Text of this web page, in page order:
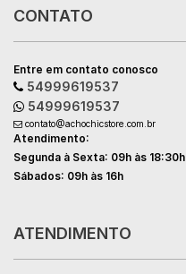
CONTATO
Entre em contato conosco
54999619537
54999619537
contato@achochicstore.com.br
Atendimento:
Segunda à Sexta: 09h às 18:30h
Sábados: 09h às 16h
ATENDIMENTO